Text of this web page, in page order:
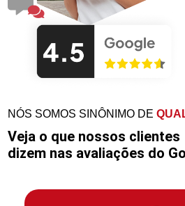
NÓS SOMOS SINÔNIMO DE
Veja o que nossos clientes
dizem nas avaliações do